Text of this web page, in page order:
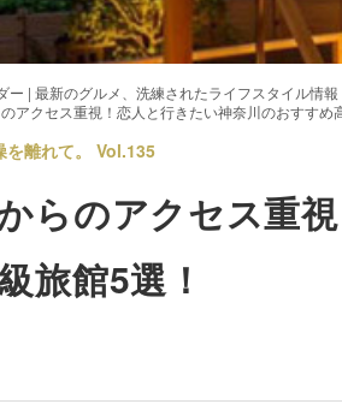
ー | 最新のグルメ、洗練されたライフスタイル情報
アクセス重視！恋人と行きたい神奈川のおすすめ
を離れて。 Vol.135
らのアクセス重
旅館5選！